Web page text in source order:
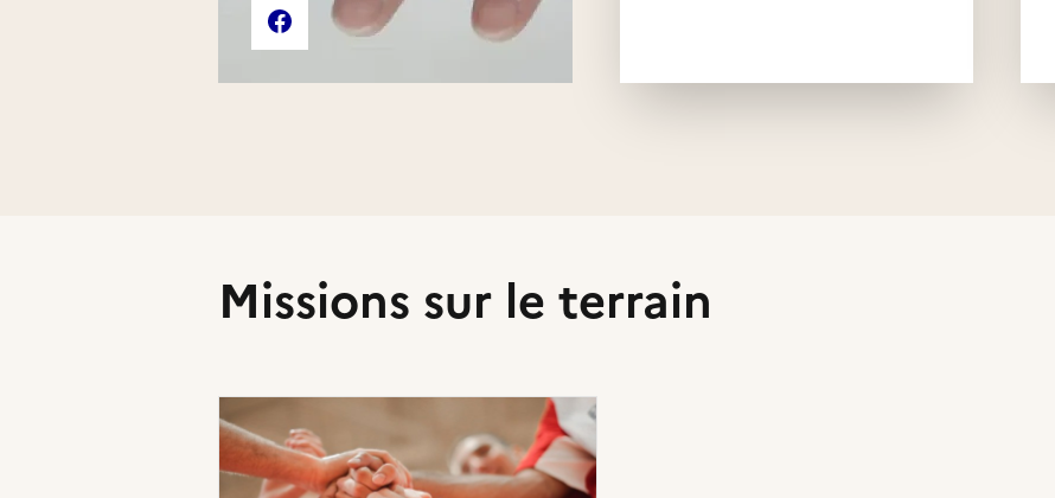
Liens externes de l'association
Page Facebook de l'association
Missions sur le terrain